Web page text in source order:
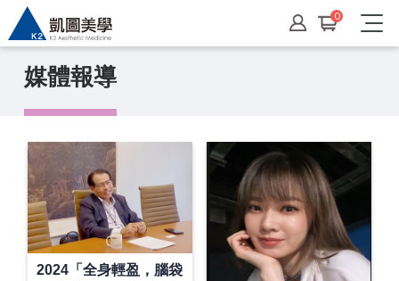
0
媒體報導
2024「全身輕盈，腦袋